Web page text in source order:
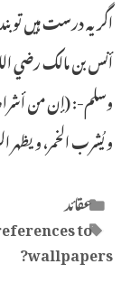
اگر یہ درست ہیں تو
أنس بن مالك رضي
وسلم-: (إن من
ويُشرب الخمر، ويظهر
Categories
عقائد
Tags
to
wallpapers?